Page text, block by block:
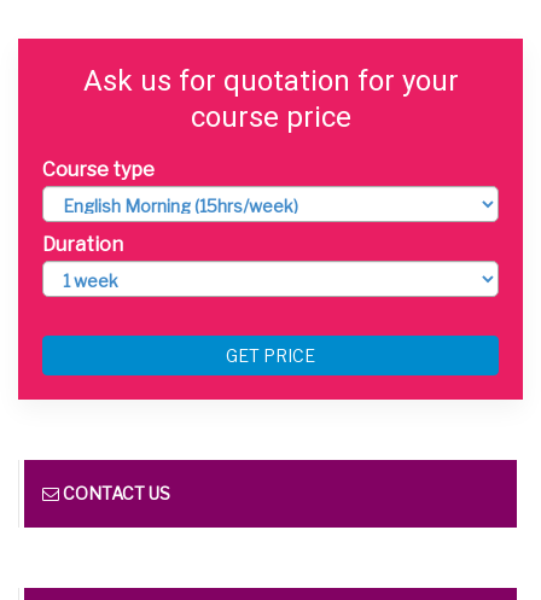
Ask us for quotation for your
course price
Course type
Duration
GET PRICE
CONTACT US